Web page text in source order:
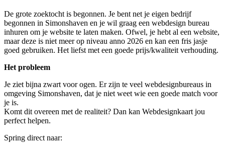
De grote zoektocht is begonnen. Je bent net je eigen bedrijf
begonnen in Simonshaven en je wil graag een webdesign bureau
inhuren om je website te laten maken. Ofwel, je hebt al een website,
maar deze is niet meer op niveau anno 2026 en kan een fris jasje
goed gebruiken. Het liefst met een goede prijs/kwaliteit verhouding.
Het probleem
Je ziet bijna zwart voor ogen. Er zijn te veel webdesignbureaus in
omgeving Simonshaven, dat je niet weet wie een goede match voor
je is.
Komt dit overeen met de realiteit? Dan kan Webdesignkaart jou
perfect helpen.
Spring direct naar: